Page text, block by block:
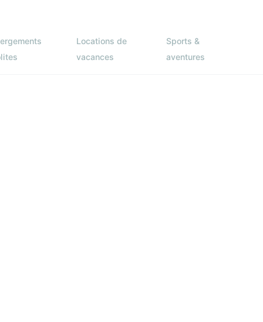
Locations de
vacances
Sports &
aventures